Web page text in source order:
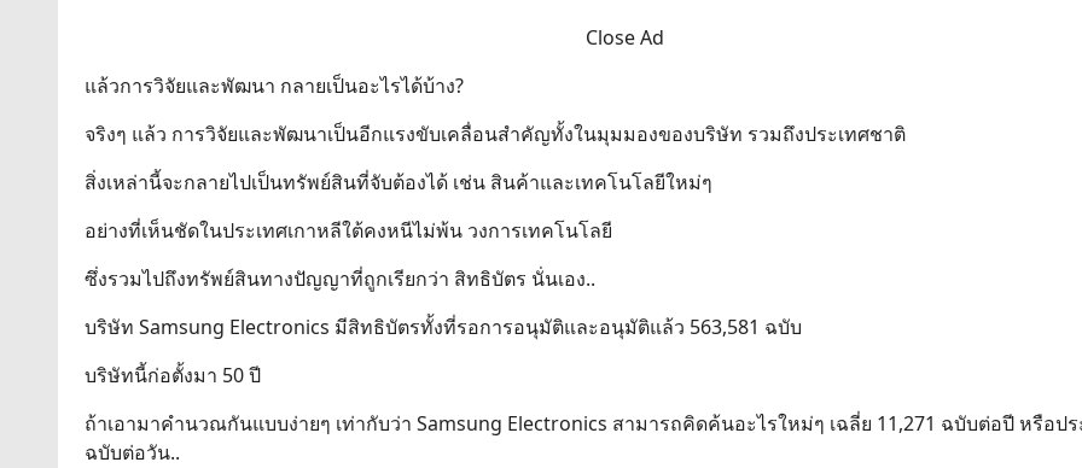
Close Ad
แล้วการวิจัยและพัฒนา กลายเป็นอะไรได้บ้าง?
จริงๆ แล้ว การวิจัยและพัฒนาเป็นอีกแรงขับเคลื่อนสำคัญทั้งในมุมมองของบริษัท รวมถึงประเทศชาติ
สิ่งเหล่านี้จะกลายไปเป็นทรัพย์สินที่จับต้องได้ เช่น สินค้าและเทคโนโลยีใหม่ๆ
อย่างที่เห็นชัดในประเทศเกาหลีใต้คงหนีไม่พ้น วงการเทคโนโลยี
ซึ่งรวมไปถึงทรัพย์สินทางปัญญาที่ถูกเรียกว่า สิทธิบัตร นั่นเอง..
บริษัท Samsung Electronics มีสิทธิบัตรทั้งที่รอการอนุมัติและอนุมัติแล้ว 563,581 ฉบับ
บริษัทนี้ก่อตั้งมา 50 ปี
ถ้าเอามาคำนวณกันแบบง่ายๆ เท่ากับว่า Samsung Electronics สามารถคิดค้นอะไรใหม่ๆ เฉลี่ย 11,271 ฉบับต่อปี หรือป
ฉบับต่อวัน..